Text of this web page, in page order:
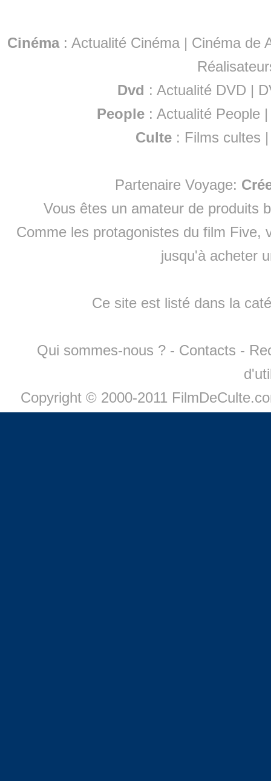
Cinéma: Actualité Cinéma | Cinéma de
Dvd : Actualité DVD |
People :Actualité People
Culte : Films cultes
Partenaire Voyage:
Vous êtes un amateur de produits
Comme les protagonistes du film Five,
jusqu'à acheter
Ce site est listé dans la
Qui sommes-nous ? - Contacts -
Copyright © 2000-2011